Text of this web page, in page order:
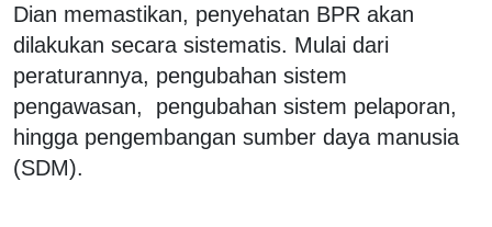
Dian memastikan, penyehatan BPR akan
dilakukan secara sistematis. Mulai dari
peraturannya, pengubahan sistem
pengawasan, pengubahan sistem pelaporan,
hingga pengembangan sumber daya manusia
(SDM).